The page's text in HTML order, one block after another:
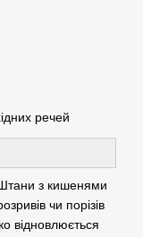
речей
Штани з кишенями
чи порізів
відновлюється